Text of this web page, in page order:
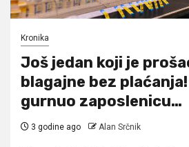
Kronika
Još jedan koji je
blagajne bez
gurnuo zaposlenicu…
3 godine ago Alan Srčnik